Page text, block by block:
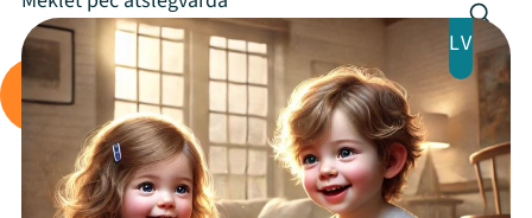
Arhīvs
Viņi bija LAMPĀ 2026
Jaunumi
Ziedo
LV